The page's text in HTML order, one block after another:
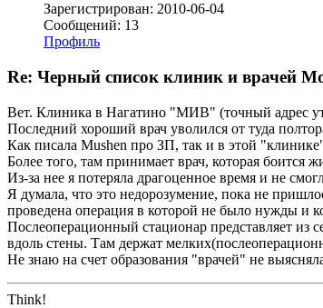
Зарегистрирован: 2010-06-04
Сообщений: 13
Профиль
Re: Черный список клиник и врачей
Вет. Клиника в Нагатино "МИВ" (точный адрес
Последний хороший врач уволился от туда
Как писала Mushen про ЗП, так и в этой
Более того, там принимает врач, которая боится
Из-за нее я потеряла драгоценное время и не
Я думала, что это недорозумение, пока не
проведена операция в которой не было нужды и
Послеоперационный стационар представляет из
вдоль стены. Там держат
Не знаю на счет образования "врачей" не
Think!